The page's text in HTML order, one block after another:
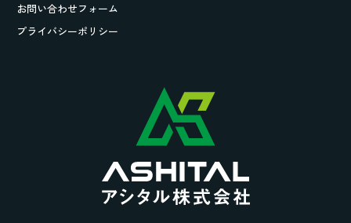
お問い合わせフォーム
プライバシーポリシー